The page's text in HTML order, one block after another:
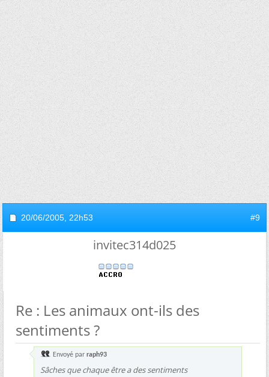
20/06/2005, 22h53 #9
invitec314d025
Re : Les animaux ont-ils des
sentiments ?
Envoyé par raph93
Sâches que chaque être a des sentiments